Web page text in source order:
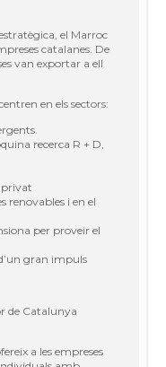
el Marroc
catalanes. De
van exportar a ell
en els sectors:
recerca R + D,
privat
renovables i en el
per proveir el
gran impuls
de Catalunya
a les empreses